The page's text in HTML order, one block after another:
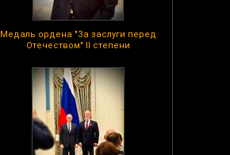
Медаль ордена "За заслуги перед
Отечеством" II степени